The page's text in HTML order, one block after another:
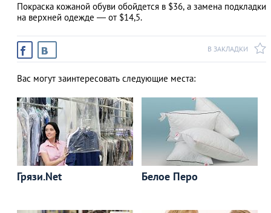
Покраска кожаной обуви обойдется в $36, а замена подкладки
на верхней одежде — от $14,5.
В ЗАКЛАДКИ
Вас могут заинтересовать следующие места:
Грязи.Net Белое Перо